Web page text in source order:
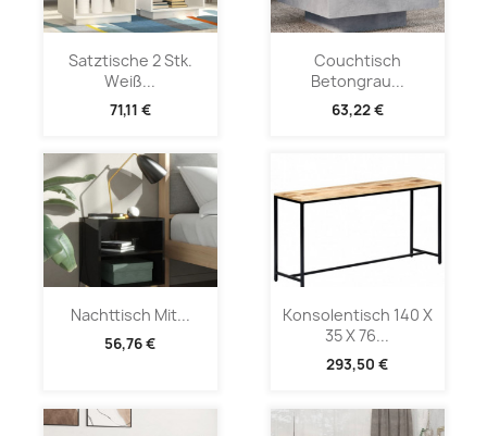
Satztische 2 Stk.
Weiß...
71,11 €
Couchtisch
Betongrau...
63,22 €
Nachttisch Mit...
56,76 €
Konsolentisch 140 X
35 X 76...
293,50 €